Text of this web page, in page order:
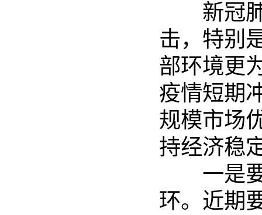
新冠肺
击，特别
部环境更
疫情短期
规模市场
持经济稳
一是要
环。近期